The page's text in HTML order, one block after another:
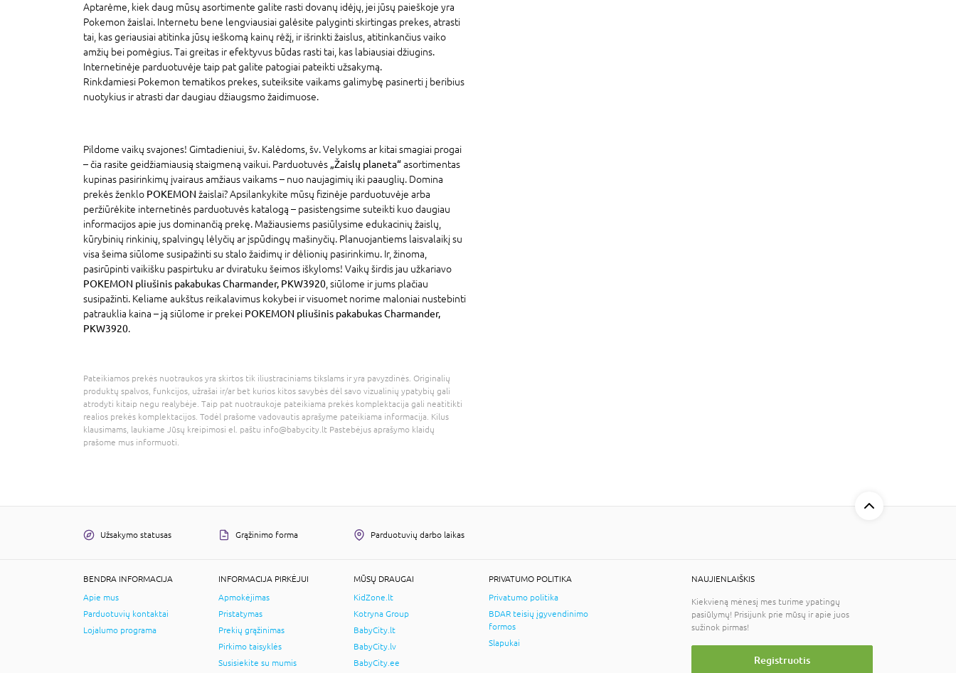
Aptarėme, kiek daug mūsų asortimente galite rasti dovanų idėjų, jei jūsų paieškoje yra
Pokemon žaislai. Internetu bene lengviausiai galėsite palyginti skirtingas prekes, atrasti
tai, kas geriausiai atitinka jūsų ieškomą kainų rėžį, ir išrinkti žaislus, atitinkančius vaiko
amžių bei pomėgius. Tai greitas ir efektyvus būdas rasti tai, kas labiausiai džiugins.
Internetinėje parduotuvėje taip pat galite patogiai pateikti užsakymą.
Rinkdamiesi Pokemon tematikos prekes, suteiksite vaikams galimybę pasinerti į beribius
nuotykius ir atrasti dar daugiau džiaugsmo žaidimuose.
Pildome vaikų svajones! Gimtadieniui, šv. Kalėdoms, šv. Velykoms ar kitai smagiai progai
– čia rasite geidžiamiausią staigmeną vaikui. Parduotuvės „Žaislų planeta“asortimentas
kupinas pasirinkimų įvairaus amžiaus vaikams – nuo naujagimių iki paauglių. Domina
prekės ženklo POKEMON žaislai? Apsilankykite mūsų fizinėje parduotuvėje arba
peržiūrėkite internetinės parduotuvės katalogą – pasistengsime suteikti kuo daugiau
informacijos apie jus dominančią prekę. Mažiausiems pasiūlysime edukacinių žaislų,
kūrybinių rinkinių, spalvingų lėlyčių ar įspūdingų mašinyčių. Planuojantiems laisvalaikį su
visa šeima siūlome susipažinti su stalo žaidimų ir dėlionių pasirinkimu. Ir, žinoma,
pasirūpinti vaikišku paspirtuku ar dviratuku šeimos iškyloms! Vaikų širdis jau užkariavo
POKEMON pliušinis pakabukas Charmander, PKW3920 , siūlome ir jums plačiau
susipažinti. Keliame aukštus reikalavimus kokybei ir visuomet norime maloniai nustebinti
patrauklia kaina – ją siūlome ir prekei POKEMON pliušinis pakabukas Charmander,
PKW3920.
Pateikiamos prekės nuotraukos yra skirtos tik iliustraciniams tikslams ir yra pavyzdinės. Originalių
produktų spalvos, funkcijos, užrašai ir/ar bet kurios kitos savybės dėl savo vizualinių ypatybių gali
atrodyti kitaip negu realybėje. Taip pat nuotraukoje pateikiama prekės komplektacija gali neatitikti
realios prekės komplektacijos. Todėl prašome vadovautis aprašyme pateikiama informacija. Kilus
klausimams, laukiame Jūsų kreipimosi el. paštu info@babycity.lt Pastebėjus aprašymo klaidų
prašome mus informuoti.
Užsakymo statusas Grąžinimo forma Parduotuvių darbo laikas
BENDRA INFORMACIJA
Apie mus
Parduotuvių kontaktai
Lojalumo programa
INFORMACIJA PIRKĖJUI
Apmokėjimas
Pristatymas
Prekių grąžinimas
Pirkimo taisyklės
Susisiekite su mumis
MŪSŲ DRAUGAI
KidZone.lt
Kotryna Group
BabyCity.lt
BabyCity.lv
BabyCity.ee
PRIVATUMO POLITIKA
Privatumo politika
BDAR teisių įgyvendinimo
formos
Slapukai
NAUJIENLAIŠKIS
Kiekvieną mėnesį mes turime ypatingų
pasiūlymų! Prisijunk prie mūsų ir apie juos
sužinok pirmas!
Registruotis